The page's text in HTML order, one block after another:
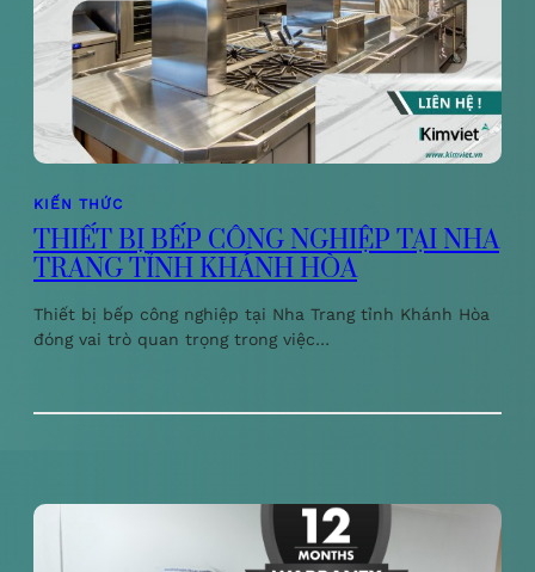
KIẾN THỨC
THIẾT BỊ BẾP CÔNG NGHIỆP TẠI NHA
TRANG TỈNH KHÁNH HÒA
Thiết bị bếp công nghiệp tại Nha Trang tỉnh Khánh Hòa
đóng vai trò quan trọng trong việc…